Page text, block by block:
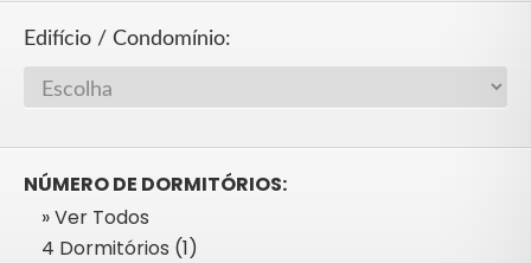
Edifício / Condomínio:
NÚMERO DE DORMITÓRIOS:
» Ver Todos
4 Dormitórios (1)